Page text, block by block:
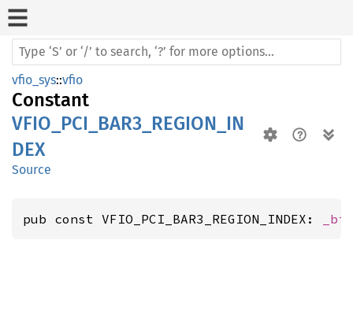
vfio_sys::vfio
Constant
VFIO_PCI_BAR3_REGION_IN
DEX
Source
pub const VFIO_PCI_BAR3_REGION_INDEX: